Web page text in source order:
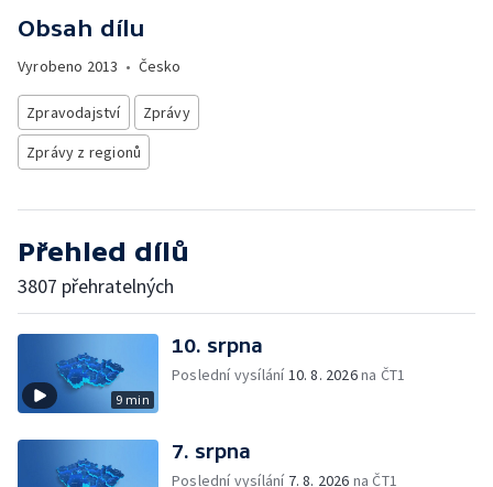
Obsah dílu
Vyrobeno 2013 • Česko
Zpravodajství
Zprávy
Zprávy z regionů
Přehled dílů
3807 přehratelných
9 min
10. srpna
Poslední vysílání10. 8. 2026na ČT1
7. srpna
Poslední vysílání 7. 8. 2026 na ČT1